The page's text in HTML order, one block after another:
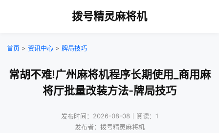
拨号精灵麻将机
首页 > 资讯中心 > 牌局技巧
常胡不难!广州麻将机程序长期使用_商用麻
将厅批量改装方法-牌局技巧
发布时间：2026-08-08｜阅读：1
发布者：拨号精灵麻将机